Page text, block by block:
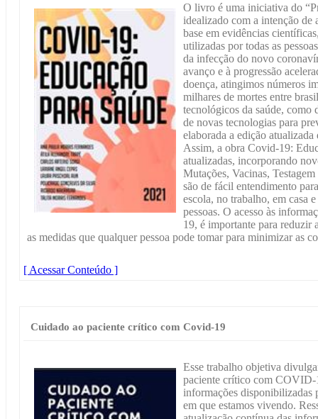
O livro é uma iniciativa do
idealizado com a intenção de
base em evidências
utilizadas por todas as
da infecção do novo
avanço e à progressão
doença, atingimos números
milhares de mortes entre
tecnológicos da saúde, como
de novas tecnologias para
elaborada a edição
Assim, a obra Covid-19:
atualizadas, incorporando
Mutações, Vacinas,
são de fácil entendimento
escola, no trabalho, em casa
pessoas. O acesso às
19, é importante para reduzir
as medidas que qualquer pessoa pode tomar para minimizar as
[ Acessar Conteúdo ]
Cuidado ao paciente crítico com Covid-19
Esse trabalho objetiva
paciente crítico com COVID-
informações disponibilizadas
em que estamos vivendo.